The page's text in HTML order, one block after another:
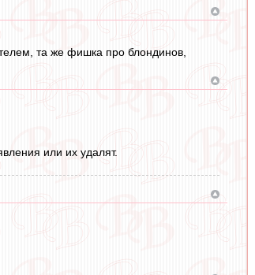
та же фишка про блондинов,
или их удалят.